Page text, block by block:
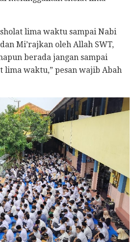
lima waktu sampai Nabi
Mi’rajkan oleh Allah SWT,
berada jangan sampai
lima waktu,” pesan wajib Abah